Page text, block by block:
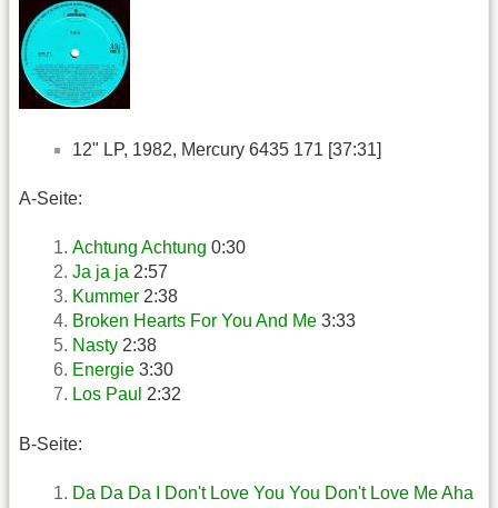
12" LP, 1982, Mercury 6435 171 [37:31]
A-Seite:
Achtung Achtung 0:30
Ja ja ja 2:57
Kummer 2:38
Broken Hearts For You And Me 3:33
Nasty 2:38
Energie 3:30
Los Paul 2:32
B-Seite:
Da Da Da I Don't Love You You Don't Love Me Aha